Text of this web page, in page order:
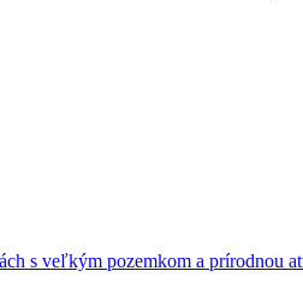
s veľkým pozemkom a prírodnou